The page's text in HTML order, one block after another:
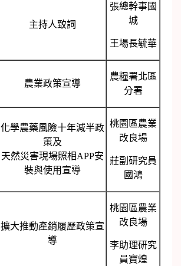
主持人致詞
張總幹事國
城
王場長毓華
農業政策宣導
農糧署北區
分署
化學農藥風險十年減半政
策及
天然災害現場照相APP安
裝與使用宣導
桃園區農業
改良場
莊副研究員
國鴻
擴大推動產銷履歷政策宣
導
桃園區農業
改良場
李助理研究
員寶煌